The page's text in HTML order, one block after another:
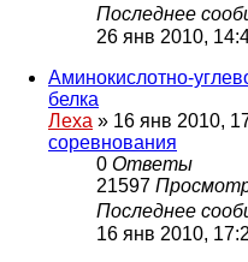
Последнее
26 янв 2010,
Аминокислотно-
белка
Леха » 16 янв 2010,
соревнования
0 Ответы
21597
Последнее
16 янв 2010,